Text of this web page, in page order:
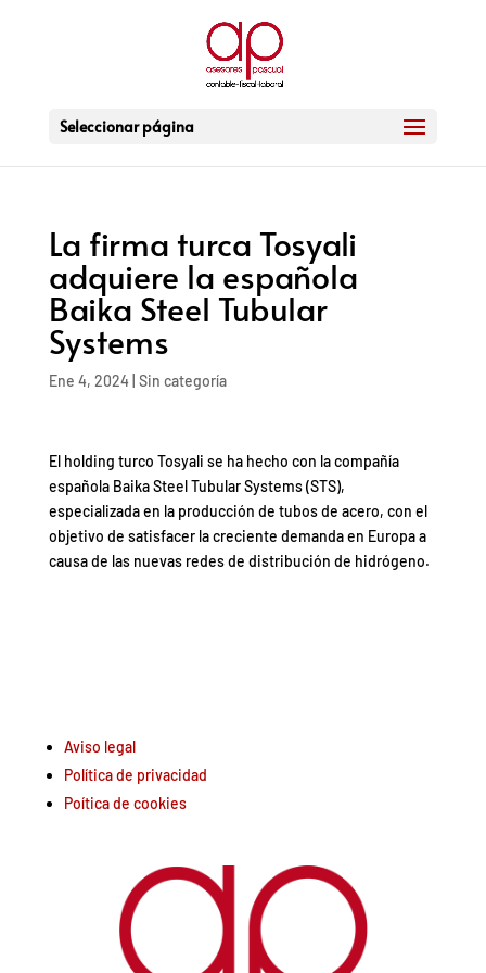
Seleccionar página
La firma turca Tosyali
adquiere la española
Baika Steel Tubular
Systems
Ene 4, 2024| Sin categoría
El holding turco Tosyali se ha hecho con la compañía
española Baika Steel Tubular Systems (STS),
especializada en la producción de tubos de acero, con el
objetivo de satisfacer la creciente demanda en Europa a
causa de las nuevas redes de distribución de hidrógeno.
Aviso legal
Política de privacidad
Poítica de cookies